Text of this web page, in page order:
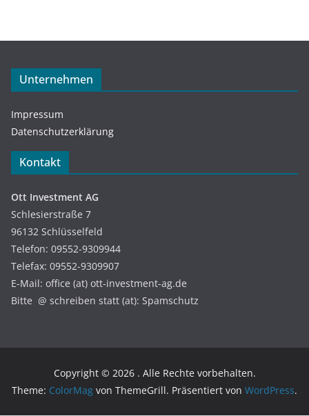
Unternehmen
Impressum
Datenschutzerklärung
Kontakt
Ott Investment AG
Schlesierstraße 7
96132 Schlüsselfeld
Telefon: 09552-9309944
Telefax: 09552-9309907
E-Mail: office (at) ott-investment-ag.de
Bitte @ schreiben statt (at): Spamschutz
Copyright © 2026 . Alle Rechte vorbehalten.
Theme: ColorMag von ThemeGrill. Präsentiert von WordPress.